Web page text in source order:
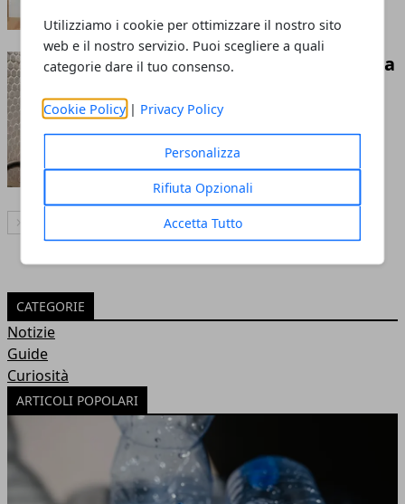
Utilizziamo i cookie per ottimizzare il nostro sito
web e il nostro servizio. Puoi scegliere a quali
categorie dare il tuo consenso.
Cookie Policy | Privacy Policy
Personalizza
Rifiuta Opzionali
Accetta Tutto
Impianti ad Aria Compressa
perché sono dei validi
alleati
07 mar 2025
Articolo Successivo
CATEGORIE
Notizie
Guide
Curiosità
ARTICOLI POPOLARI